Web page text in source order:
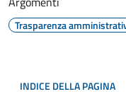
Trasparenza
INDICE DELLA PAGINA